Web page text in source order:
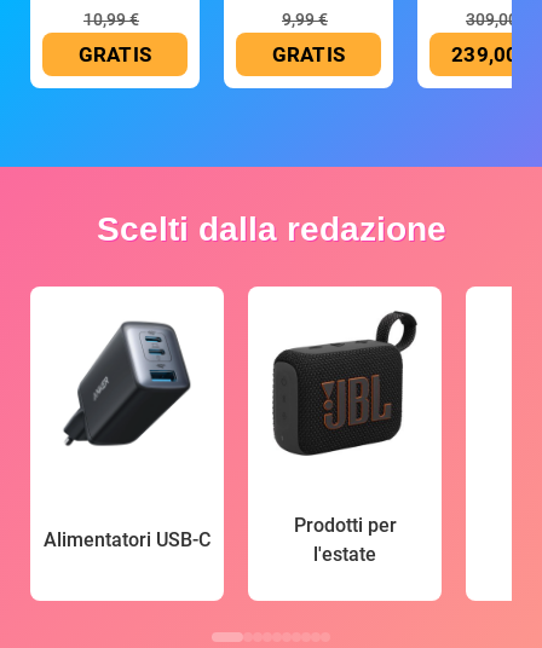
10,99 €
GRATIS
9,99 €
GRATIS
309,00 €
239,00 €
Scelti dalla redazione
Alimentatori USB-C
Prodotti per
l'estate